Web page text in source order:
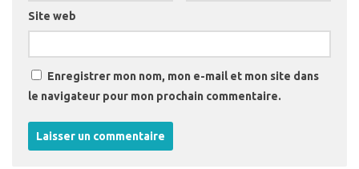
Site web
Enregistrer mon nom, mon e-mail et mon site dans
le navigateur pour mon prochain commentaire.